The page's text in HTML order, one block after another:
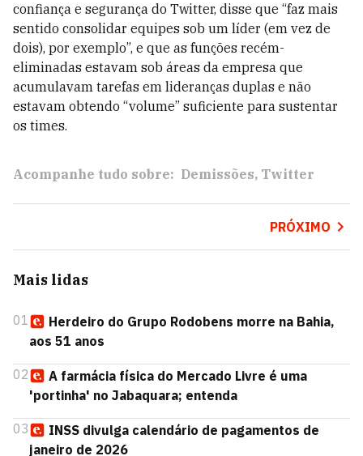
confiança e segurança do Twitter, disse que “faz mais
sentido consolidar equipes sob um líder (em vez de
dois), por exemplo”, e que as funções recém-
eliminadas estavam sob áreas da empresa que
acumulavam tarefas em lideranças duplas e não
estavam obtendo “volume” suficiente para sustentar
os times.
Acompanhe tudo sobre: Demissões Twitter
PRÓXIMO
Mais lidas
01
Herdeiro do Grupo Rodobens morre na Bahia,
aos 51 anos
02
A farmácia física do Mercado Livre é uma
'portinha' no Jabaquara; entenda
03
INSS divulga calendário de pagamentos de
janeiro de 2026